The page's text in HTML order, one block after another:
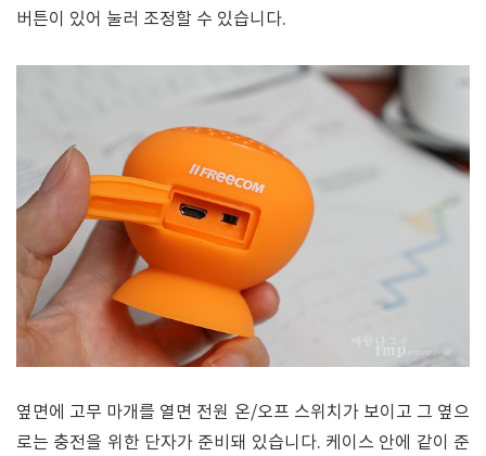
버튼이 있어 눌러 조정할 수 있습니다.
옆면에 고무 마개를 열면 전원 온/오프 스위치가 보이고 그 옆으
로는 충전을 위한 단자가 준비돼 있습니다. 케이스 안에 같이 준